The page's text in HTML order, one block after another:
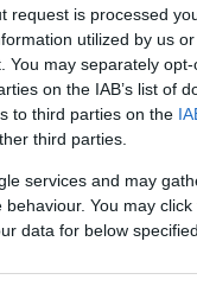
request is processed
utilized by us
You may separately
on the IAB’s list of
to third parties on the
third parties.
services and may
You may
data for below
ήλιο και
80%